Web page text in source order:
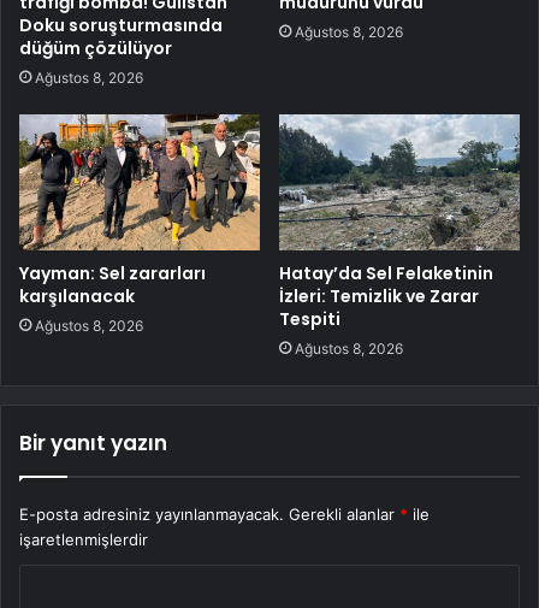
Doku soruşturmasında
düğüm çözülüyor
Ağustos 8, 2026
Ağustos 8, 2026
Yayman: Sel zararları
karşılanacak
Ağustos 8, 2026
Hatay’da Sel Felaketinin
İzleri: Temizlik ve Zarar
Tespiti
Ağustos 8, 2026
Bir yanıt yazın
E-posta adresiniz yayınlanmayacak. Gerekli alanlar * ile
işaretlenmişlerdir